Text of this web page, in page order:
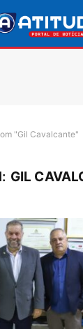
"Gil Cavalcante"
GIL